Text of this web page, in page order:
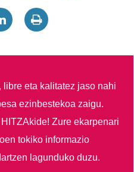
eta kalitatez jaso nahi
ezinbestekoa zaigu.
HITZAkide!Zure ekarpenari
tokiko informazio
lagunduko duzu.